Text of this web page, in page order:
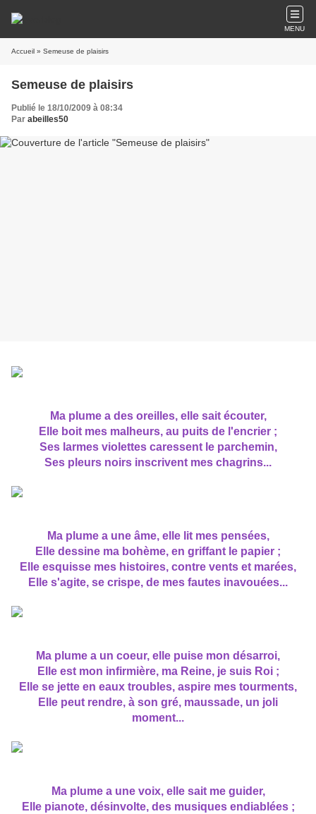
MENU
Accueil » Semeuse de plaisirs
Semeuse de plaisirs
Publié le 18/10/2009 à 08:34
Par abeilles50
Ma plume a des oreilles, elle sait écouter,
Elle boit mes malheurs, au puits de l'encrier ;
Ses larmes violettes caressent le parchemin,
Ses pleurs noirs inscrivent mes chagrins...
Ma plume a une âme, elle lit mes pensées,
Elle dessine ma bohème, en griffant le papier ;
Elle esquisse mes histoires, contre vents et marées,
Elle s'agite, se crispe, de mes fautes inavouées...
Ma plume a un coeur, elle puise mon désarroi,
Elle est mon infirmière, ma Reine, je suis Roi ;
Elle se jette en eaux troubles, aspire mes tourments,
Elle peut rendre, à son gré, maussade, un joli
moment...
Ma plume a une voix, elle sait me guider,
Elle pianote, désinvolte, des musiques endiablées ;